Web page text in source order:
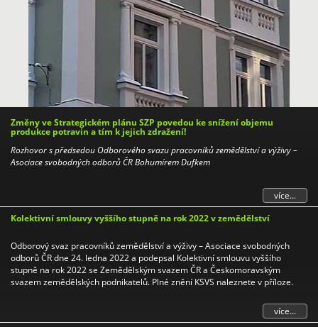
Změny ve Strategickém plánu SZP povedou ke snížení objemu
produkce potravin a tím k jejich zdražení!
Rozhovor s předsedou Odborového svazu pracovníků zemědělství a výživy –
Asociace svobodných odborů ČR Bohumírem Dufkem
více...
Kolektivní smlouvy vyššího stupně na rok 2022 v zemědělství
Odborový svaz pracovníků zemědělství a výživy – Asociace svobodných
odborů ČR dne 24. ledna 2022 a podepsal Kolektivní smlouvu vyššího
stupně na rok 2022 se Zemědělským svazem ČR a Českomoravským
svazem zemědělských podnikatelů. Plné znění KSVS naleznete v příloze.
více...